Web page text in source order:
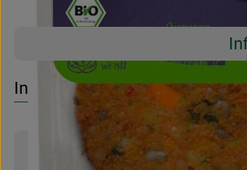
Entdecke passende Rezepte
Info
Produktinformationen